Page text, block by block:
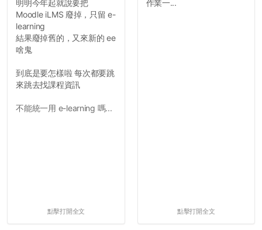
明明今年起就說要把
Moodle iLMS 廢掉，只留 e-
learning
結果廢掉舊的，又來新的 ee
啥鬼
到底是要怎樣啦 每次都要跳
來跳去找課程資訊
不能統一用 e-learning 嗎...
點擊打開全文
作業一...
點擊打開全文